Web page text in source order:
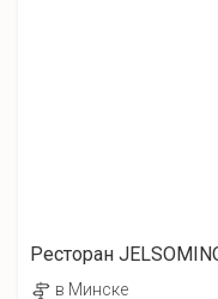
Ресторан
в Минске